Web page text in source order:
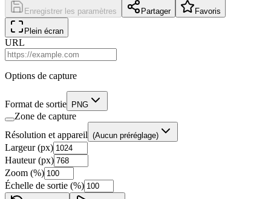
Enregistrer les paramètres Partager Favoris
Plein écran
URL
Options de capture
Format de sortie PNG
Zone de capture
Résolution et appareil (Aucun préréglage)
Largeur (px)
Hauteur (px)
Zoom (%)
Échelle de sortie (%)